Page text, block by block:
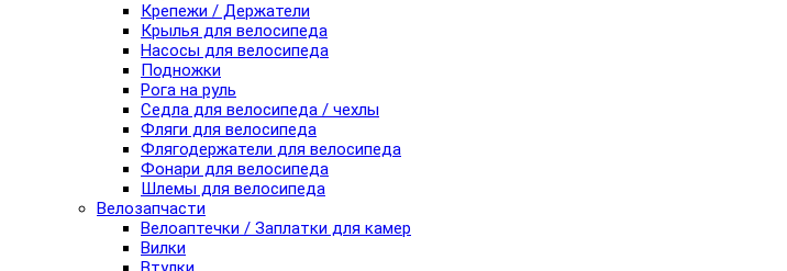
Крепежи / Держатели
Крылья для велосипеда
Насосы для велосипеда
Подножки
Рога на руль
Седла для велосипеда / чехлы
Фляги для велосипеда
Флягодержатели для велосипеда
Фонари для велосипеда
Шлемы для велосипеда
Велозапчасти
Велоаптечки / Заплатки для камер
Вилки